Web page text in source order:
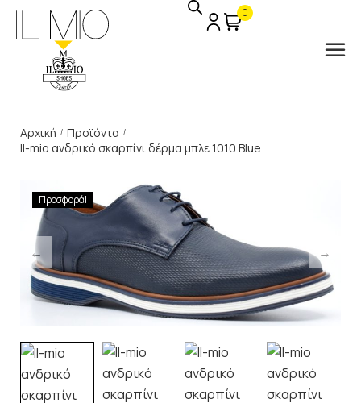
0
Αρχική / Προϊόντα /
Il-mio ανδρικό σκαρπίνι δέρμα μπλε 1010 Blue
Προσφορά!